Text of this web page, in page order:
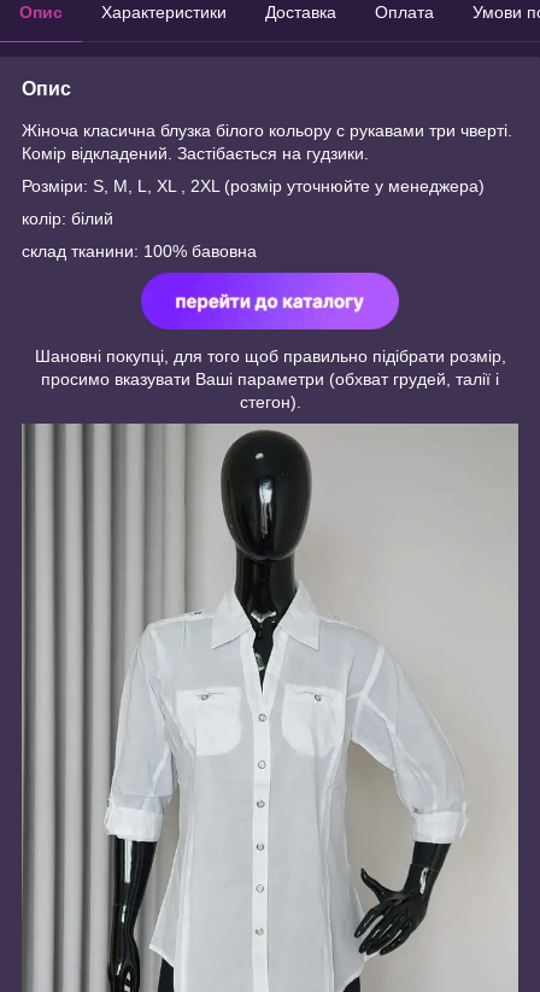
Опис Характеристики Доставка Оплата Умови
Опис
Жіноча класична блузка білого кольору с рукавами три чверті.
Комір відкладений. Застібається на гудзики.
Розміри: S, M, L, XL , 2XL (розмір уточнюйте у менеджера)
колір: білий
склад тканини: 100% бавовна
Шановні покупці, для того щоб правильно підібрати розмір,
просимо вказувати Ваші параметри (обхват грудей, талії і
стегон).